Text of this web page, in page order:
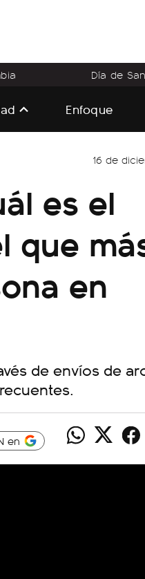
Día de
Enfoque
16 de
es el
que
en
de envíos de
en